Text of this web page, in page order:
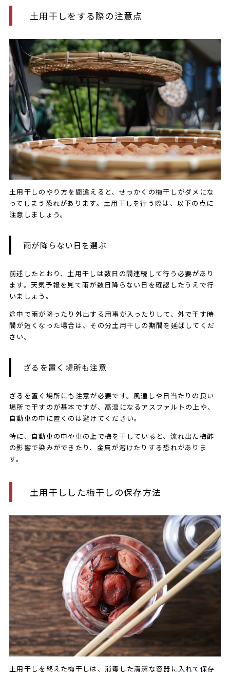
土用干しをする際の注意点
土用干しのやり方を間違えると、せっかくの梅干しがダメにな
ってしまう恐れがあります。土用干しを行う際は、以下の点に
注意しましょう。
雨が降らない日を選ぶ
前述したとおり、土用干しは数日の間連続して行う必要があり
ます。天気予報を見て雨が数日降らない日を確認したうえで行
いましょう。
途中で雨が降ったり外出する用事が入ったりして、外で干す時
間が短くなった場合は、その分土用干しの期間を延ばしてくだ
さい。
ざるを置く場所も注意
ざるを置く場所にも注意が必要です。風通しや日当たりの良い
場所で干すのが基本ですが、高温になるアスファルトの上や、
自動車の中に置くのは避けてください。
特に、自動車の中や車の上で梅を干していると、流れ出た梅酢
の影響で染みができたり、金属が溶けたりする恐れがありま
す。
土用干しした梅干しの保存方法
土用干しを終えた梅干しは、消毒した清潔な容器に入れて保存